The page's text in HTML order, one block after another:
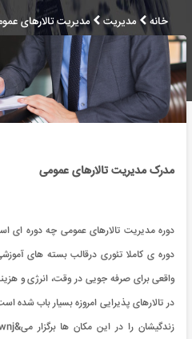
خانه مدیریت مدیریت تالارهای
مدرک مدیریت تالارهای عمومی
دوره مدیریت تالارهای عمومی چه دوره ای
دوره ی کاملا تئوری درقالب بسته های
واقعی برای صرفه جویی در وقت، انرژی و